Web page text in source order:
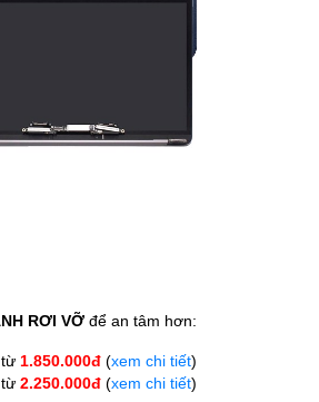
RƠI VỠ để an tâm hơn:
1.850.000đ (xem chi tiết)
2.250.000đ (xem chi tiết)